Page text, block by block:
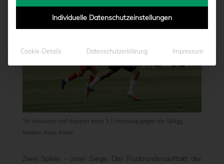
Till Hausotter traf doppelt beim 3:1-Heimsieg gegen die SpVgg
Vreden. Foto: Korte
Zwei Spiele – zwei Siege: Der Rückrundenauftakt der
Individuelle Datenschutzeinstellungen
Cookie-Details Datenschutzerklärung Impressum